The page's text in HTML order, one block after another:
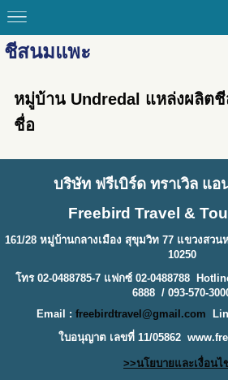
ชีสนมแพะ
หมู่บ้าน Undredal แหล่งผลิต
ชื่อ
บริษัท ฟรีเบิร์ด ทราเวิล แ
Freebird Travel &
161/28 หมู่บ้านกลางเมือง สุขุมวิท 77 แขวงสวน
10250
โทร 02-0488785-7 แฟกซ์ 02-0488788
6888 / 093-570-
Email : freebirdtravel@gmail.com
ใบอนุญาต เลขที่ 11/05862
>>นโยบายและเงื่อนไ